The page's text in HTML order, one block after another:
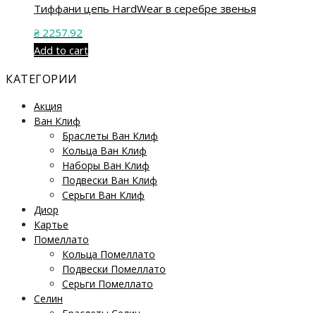
Тиффани цепь HardWear в серебре звенья
₴ 2257.92
Add to cart
КАТЕГОРИИ
Акция
Ван Клиф
Браслеты Ван Клиф
Кольца Ван Клиф
Наборы Ван Клиф
Подвески Ван Клиф
Серьги Ван Клиф
Диор
Картье
Помеллато
Кольца Помеллато
Подвески Помеллато
Серьги Помеллато
Селин